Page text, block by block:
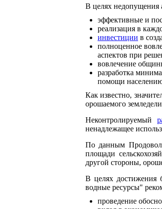
В целях недопущения
эффективные и
реализация в
инвестиции в
полноценное
аспектов при
вовлечение
разработка
помощи
Как известно,
орошаемого
Неконтролируемый
ненадлежащее
По данным
площади
другой стороны,
В целях достижения
водные ресурсы"
проведение